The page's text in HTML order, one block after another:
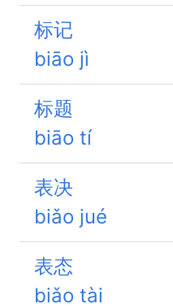
标记
biāo jì
标题
biāo tí
表决
biǎo jué
表态
biǎo tài